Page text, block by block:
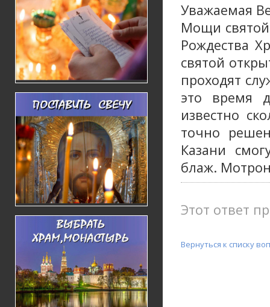
Уважаемая
Мощи святой
Рождества
святой
проходят
это время
известно
точно
Казани
блаж.
Этот ответ
Вернуться к списку